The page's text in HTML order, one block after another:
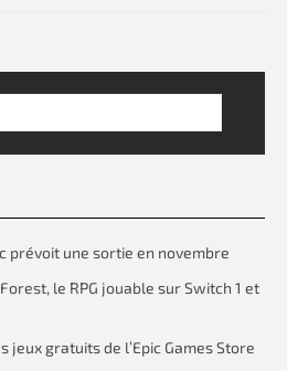
prévoit une sortie en novembre
le RPG jouable sur Switch 1 et
jeux gratuits de l’Epic Games Store